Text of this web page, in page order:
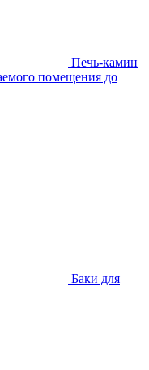
Печь-камин
помещения до
Баки для